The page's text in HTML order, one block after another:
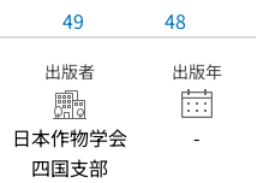
49 48
出版者
日本作物学会
四国支部
出版年
-